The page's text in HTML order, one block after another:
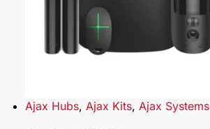
Ajax Hubs, Ajax Kits, Ajax Systems